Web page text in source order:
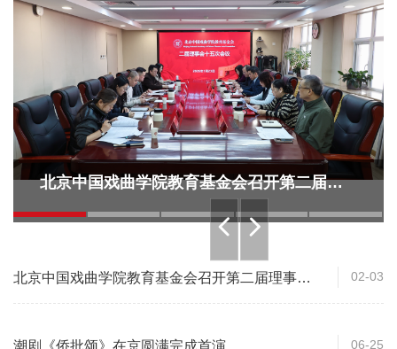
北京中国戏曲学院教育基金会召开第二届理
北京中国戏曲学院教育基金会召开第二届理事会
第十五次会议
02-03
潮剧《侨批颂》在京圆满完成首演 06-25